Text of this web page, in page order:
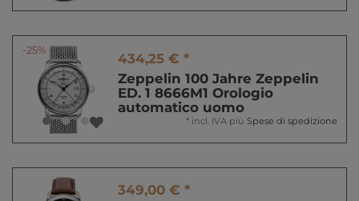
-25%
434,25 € *
Zeppelin 100 Jahre Zeppelin
ED. 1 8666M1 Orologio
automatico uomo
* incl. IVA più Spese di spedizione
349,00 € *